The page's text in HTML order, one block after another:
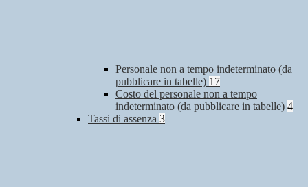
Personale non a tempo indeterminato (da
pubblicare in tabelle) 17
Costo del personale non a tempo
indeterminato (da pubblicare in tabelle) 4
Tassi di assenza 3